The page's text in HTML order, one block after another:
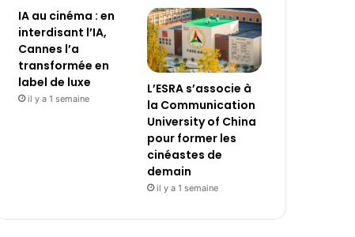
IA au cinéma : en
interdisant l’IA,
Cannes l’a
transformée en
label de luxe
il y a 1 semaine
L’ESRA s’associe à
la Communication
University of China
pour former les
cinéastes de
demain
il y a 1 semaine